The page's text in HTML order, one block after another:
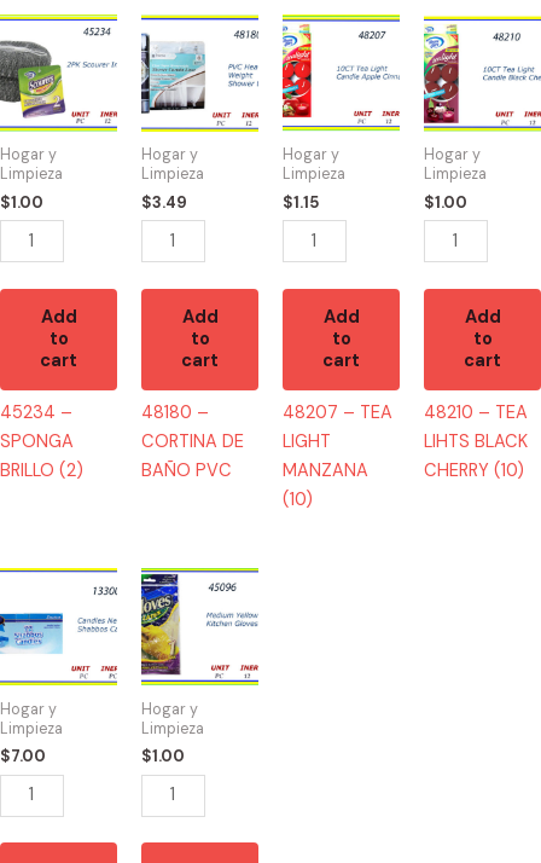
Hogar y
Limpieza
$1.00
45234
-
SPONGA
BRILLO
(2)
quantity
Add
to
cart
45234 –
SPONGA
BRILLO (2)
Hogar y
Limpieza
$3.49
48180
-
CORTINA
DE
BAÑO
PVC
quantity
Add
to
cart
48180 –
CORTINA DE
BAÑO PVC
Hogar y
Limpieza
$1.15
48207
-
TEA
LIGHT
MANZANA
(10)
quantity
Add
to
cart
48207 – TEA
LIGHT
MANZANA
(10)
Hogar y
Limpieza
$1.00
48210
-
TEA
LIHTS
BLACK
CHERRY
(10)
quantity
Add
to
cart
48210 – TEA
LIHTS BLACK
CHERRY (10)
Hogar y
Limpieza
$7.00
13300
-
CANDLES
72
quantity
Hogar y
Limpieza
$1.00
45096
-
GUANTE
DE
COCINA
MEDIUM
quantity